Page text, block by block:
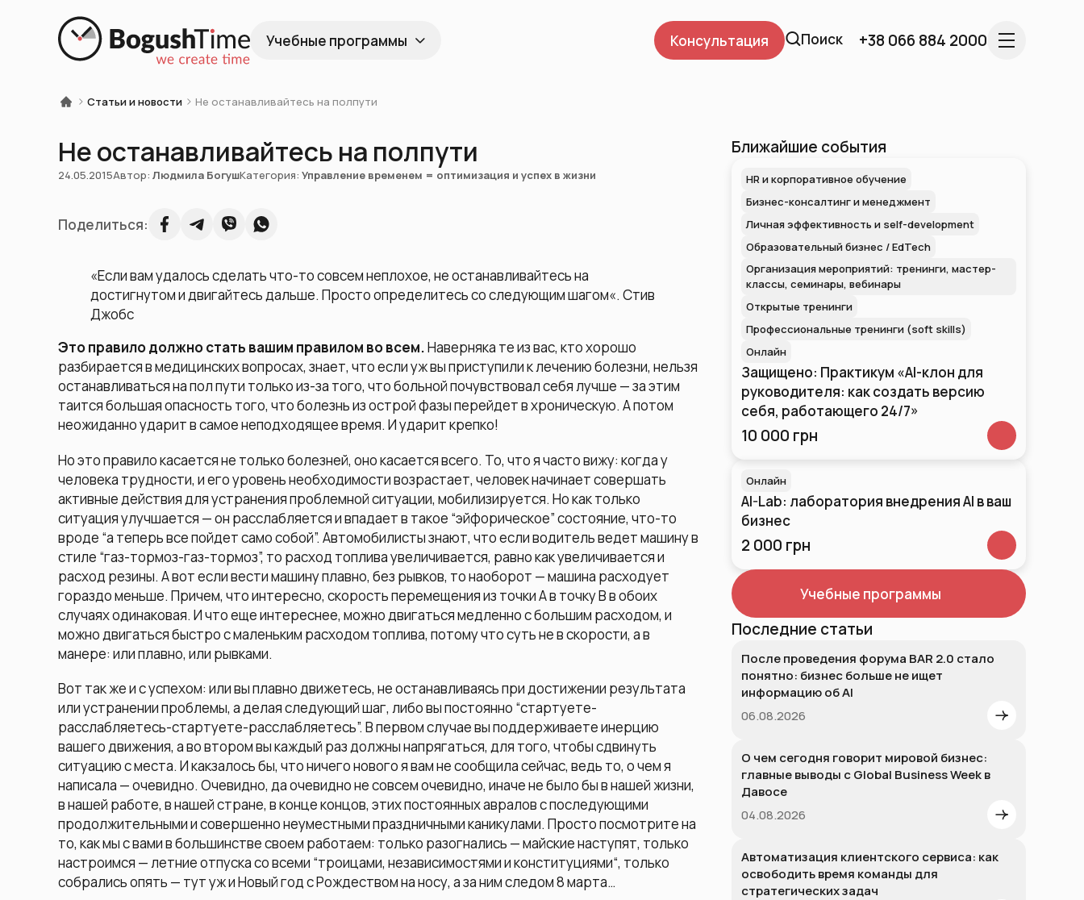
Учебные программы Консультация Поиск +38 066 884 2000
Статьи и новости Не останавливайтесь на полпути
Не останавливайтесь на полпути
24.05.2015Автор: Людмила БогушКатегория: Управление временем = оптимизация и успех в жизни
Поделиться:
«Если вам удалось сделать что-то совсем неплохое, не останавливайтесь на
достигнутом и двигайтесь дальше. Просто определитесь со следующим шагом«. Стив
Джобс
Это правило должно стать вашим правилом во всем.Наверняка те из вас, кто хорошо
разбирается в медицинских вопросах, знает, что если уж вы приступили к лечению болезни, нельзя
останавливаться на пол пути только из-за того, что больной почувствовал себя лучше — за этим
таится большая опасность того, что болезнь из острой фазы перейдет в хроническую. А потом
неожиданно ударит в самое неподходящее время. И ударит крепко!
Но это правило касается не только болезней, оно касается всего. То, что я часто вижу: когда у
человека трудности, и его уровень необходимости возрастает, человек начинает совершать
активные действия для устранения проблемной ситуации, мобилизируется. Но как только
ситуация улучшается — он расслабляется и впадает в такое “эйфорическое” состояние, что-то
вроде “а теперь все пойдет само собой”. Автомобилисты знают, что если водитель ведет машину в
стиле “газ-тормоз-газ-тормоз”, то расход топлива увеличивается, равно как увеличивается и
расход резины. А вот если вести машину плавно, без рывков, то наоборот — машина расходует
гораздо меньше. Причем, что интересно, скорость перемещения из точки А в точку В в обоих
случаях одинаковая. И что еще интереснее, можно двигаться медленно с большим расходом, и
можно двигаться быстро с маленьким расходом топлива, потому что суть не в скорости, а в
манере: или плавно, или рывками.
Вот так же и с успехом: или вы плавно движетесь, не останавливаясь при достижении результата
или устранении проблемы, а делая следующий шаг, либо вы постоянно “стартуете-
расслабляетесь-стартуете-расслабляетесь”. В первом случае вы поддерживаете инерцию
вашего движения, а во втором вы каждый раз должны напрягаться, для того, чтобы сдвинуть
ситуацию с места. И какзалось бы, что ничего нового я вам не сообщила сейчас, ведь то, о чем я
написала — очевидно. Очевидно, да очевидно не совсем очевидно, иначе не было бы в нашей жизни,
в нашей работе, в нашей стране, в конце концов, этих постоянных авралов с последующими
продолжительными и совершенно неуместными праздничными каникулами. Просто посмотрите на
то, как мы с вами в большинстве своем работаем: только разогнались — майские наступят, только
настроимся — летние отпуска со всеми “троицами, независимостями и конституциями“, только
собрались опять — тут уж и Новый год с Рождеством на носу, а за ним следом 8 марта…
Ближайшие события
HR и корпоративное обучение
Бизнес-консалтинг и менеджмент
Личная эффективность и self-development
Образовательный бизнес / EdTech
Организация мероприятий: тренинги, мастер-
классы, семинары, вебинары
Открытые тренинги
Профессиональные тренинги (soft skills)
Онлайн
Защищено: Практикум «AI-клон для
руководителя: как создать версию
себя, работающего 24/7»
10 000 грн
Онлайн
AI-Lab: лаборатория внедрения AI в ваш
бизнес
2 000 грн
Учебные программы
Последние статьи
После проведения форума BAR 2.0 стало
понятно: бизнес больше не ищет
информацию об AI
06.08.2026
О чем сегодня говорит мировой бизнес:
главные выводы с Global Business Week в
Давосе
04.08.2026
Автоматизация клиентского сервиса: как
освободить время команды для
стратегических задач